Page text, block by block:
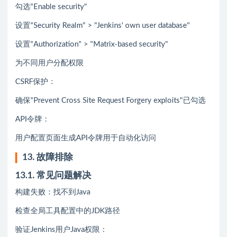
勾选"Enable security"
设置"Security Realm" > "Jenkins' own user database"
设置"Authorization" > "Matrix-based security"
为不同用户分配权限
CSRF保护：
确保"Prevent Cross Site Request Forgery exploits"已勾选
API令牌：
用户配置页面生成API令牌用于自动化访问
13. 故障排除
13.1. 常见问题解决
构建失败：找不到Java
检查全局工具配置中的JDK路径
验证Jenkins用户Java权限：